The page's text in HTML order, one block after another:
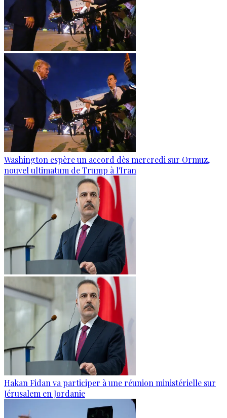
Washington espère un accord dès mercredi sur Ormuz,
nouvel ultimatum de Trump à l'Iran
Hakan Fidan va participer à une réunion ministérielle sur
Jérusalem en Jordanie